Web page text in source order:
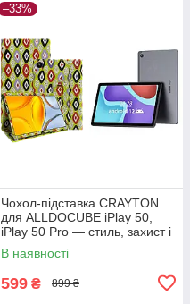
–33%
Чохол-підставка CRAYTON
для ALLDOCUBE iPlay 50,
iPlay 50 Pro — стиль, захист і
ручне збирання, колір Камні
В наявності
599 ₴ 899 ₴